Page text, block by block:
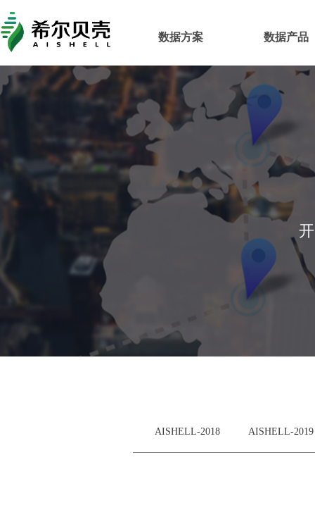
数据方案 数据产品
AISHELL-2018 AISHELL-2019